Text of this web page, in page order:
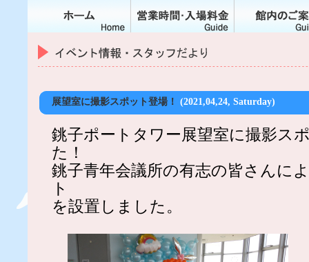
展望室に撮影スポット登場！ (2021,04,24, Saturday)
銚子ポートタワー展望室に撮影ス
た！
銚子青年会議所の有志の皆さんに
ト
を設置しました。